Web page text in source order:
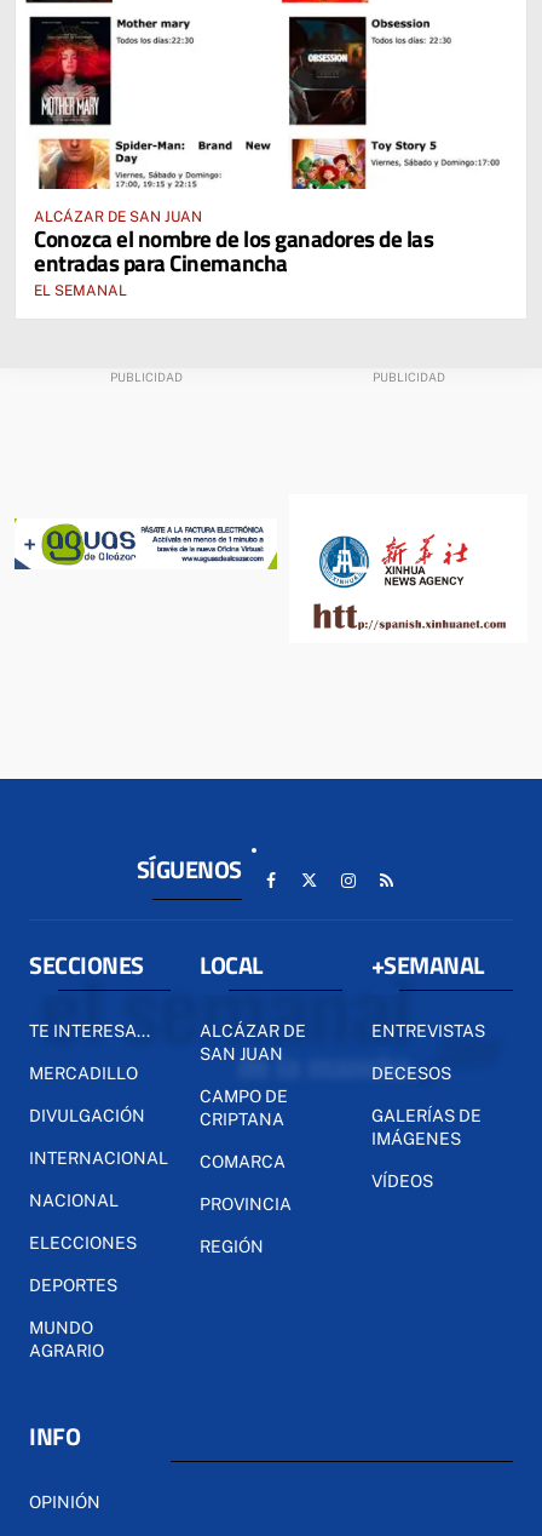
ALCÁZAR DE SAN JUAN
Conozca el nombre de los ganadores de las
entradas para Cinemancha
EL SEMANAL
SÍGUENOS
SECCIONES
TE INTERESA...
MERCADILLO
DIVULGACIÓN
INTERNACIONAL
NACIONAL
ELECCIONES
DEPORTES
MUNDO
AGRARIO
LOCAL
ALCÁZAR DE
SAN JUAN
CAMPO DE
CRIPTANA
COMARCA
PROVINCIA
REGIÓN
+SEMANAL
ENTREVISTAS
DECESOS
GALERÍAS DE
IMÁGENES
VÍDEOS
INFO
OPINIÓN